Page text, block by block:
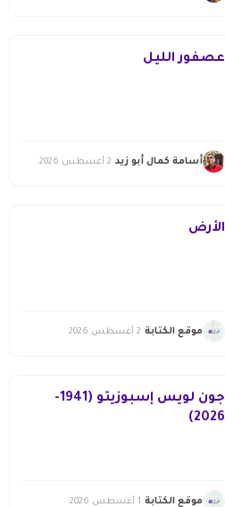
عصفور الليل
أسامة كمال أبو زيد 2 أغسطس 2026
الأرض
موقع الكتابة 2 أغسطس 2026
جون لويس إسبوزيتو (1941-
2026)
موقع الكتابة 1 أغسطس 2026